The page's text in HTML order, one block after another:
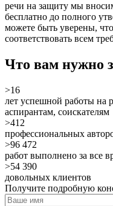
речи на защиту мы
бесплатно до полного
можете быть уверены,
соответствовать всем
Что вам нужно
>16
лет успешной работы на
аспирантам, соискателям
>412
профессиональных
>96 472
работ выполнено за все
>54 390
довольных клиентов
Получите подробную